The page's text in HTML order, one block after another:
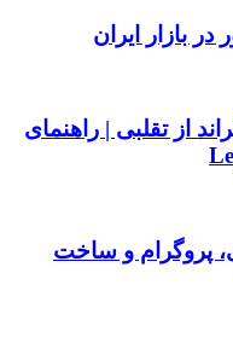
بازار ایران
از تقلبی | راهنمای
پژو ۲۰۷؛ کپی، پروگرام و ساخت